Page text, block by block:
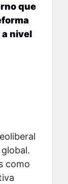
que
nivel
como